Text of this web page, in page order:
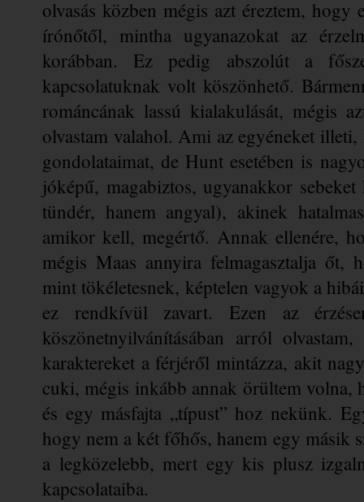
olvasás közben mégis azt éreztem,
írónőtől, mintha ugyanazokat az
korábban. Ez pedig abszolút a
kapcsolatuknak volt köszönhető.
románcának lassú kialakulását, mégis
olvastam valahol. Ami az egyéneket illeti,
gondolataimat, de Hunt esetében is
jóképű, magabiztos, ugyanakkor
tündér, hanem angyal), akinek
amikor kell, megértő. Annak ellenére,
mégis Maas annyira felmagasztalja őt,
mint tökéletesnek, képtelen vagyok a
ez rendkívül zavart. Ezen az
köszönetnyilvánításában arról
karaktereket a férjéről mintázza, akit
cuki, mégis inkább annak örültem
és egy másfajta „típust” hoz nekünk.
hogy nem a két főhős, hanem egy másik
a legközelebb, mert egy kis plusz
kapcsolataiba.